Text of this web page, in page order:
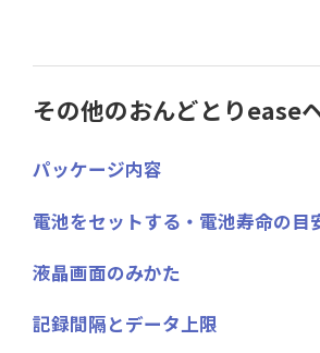
その他のおんどとりease
パッケージ内容
電池をセットする・電池寿命の目
液晶画面のみかた
記録間隔とデータ上限